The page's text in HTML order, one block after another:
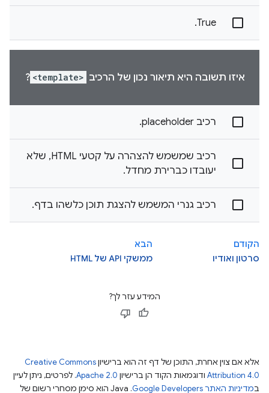
True.
איזו תשובה היא תיאור נכון של הרכיב <template>
?
רכיב placeholder.
רכיב שמשמש להצהרה על קטעי HTML, שלא
יעובדו כברירת מחדל.
רכיב גנרי המשמש להצגת תוכן כלשהו בדף.
הקודם
סרטון ואודיו
הבא
ממשקי API של HTML
המידע עזר לך?
אלא אם צוין אחרת, התוכן של דף זה הוא ברישיוןCreative Commons
Attribution 4.0 ודוגמאות הקוד הן ברישיון Apache 2.0. לפרטים, ניתן לעיין
במדיניות האתר Google Developers‏ .‏ Java הוא סימן מסחרי רשום של